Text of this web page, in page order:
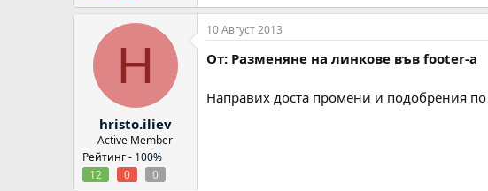
H
hristo.iliev
Active Member
Рейтинг - 100%
12
0 0
10 Август 2013
От: Разменяне на линкове във footer-а
Направих доста промени и подобрения